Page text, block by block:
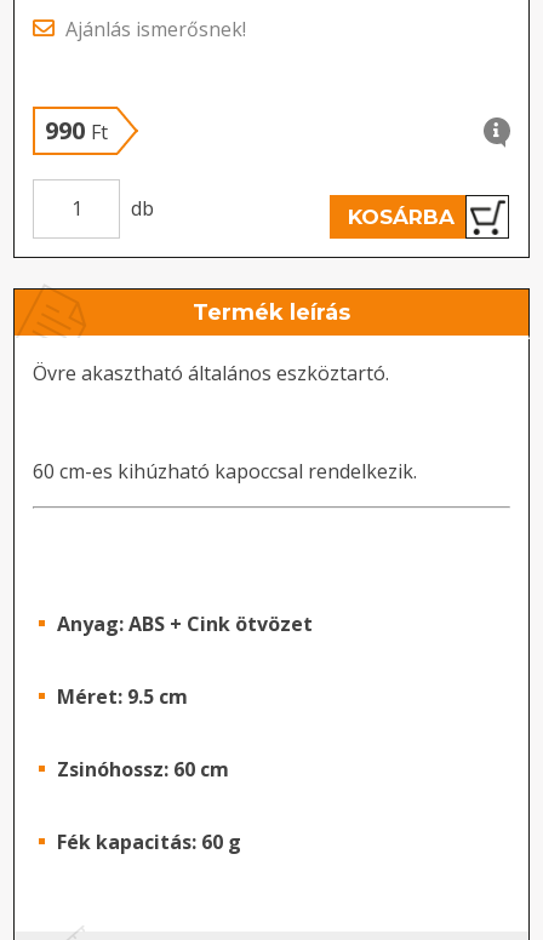
Ajánlás ismerősnek!
990 Ft
db KOSÁRBA
Termék leírás
Övre akasztható általános eszköztartó.
60 cm-es kihúzható kapoccsal rendelkezik.
Anyag: ABS + Cink ötvözet
Méret: 9.5 cm
Zsinóhossz: 60 cm
Fék kapacitás: 60 g